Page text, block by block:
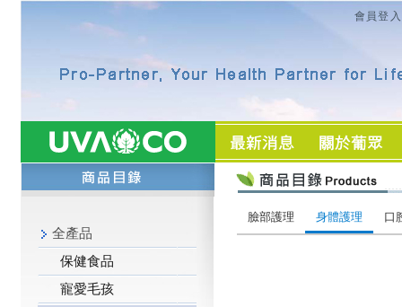
會員登入
全產品
保健食品
寵愛毛孩
臉部護理 身體護理 口